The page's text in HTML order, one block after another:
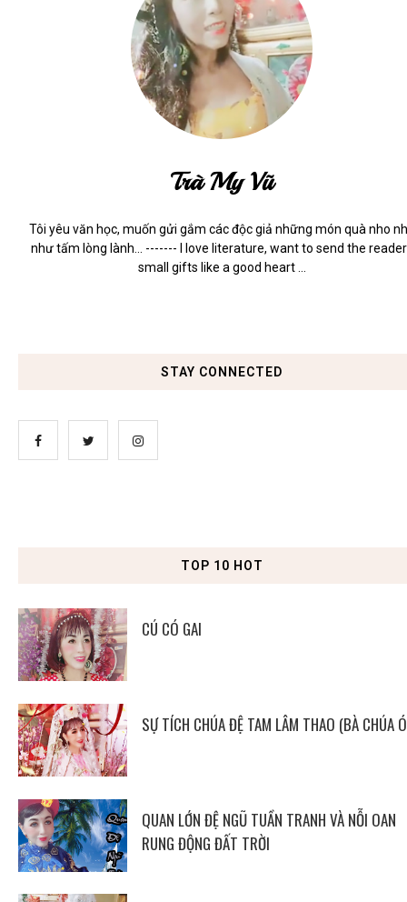
Trà My Vũ
Tôi yêu văn học, muốn gửi gắm các độc giả những món quà nho
như tấm lòng lành... ------- I love literature, want to send the
small gifts like a good heart ...
STAY CONNECTED
TOP 10 HOT
CÚ CÓ GAI
SỰ TÍCH CHÚA ĐỆ TAM LÂM THAO (BÀ CHÚA
QUAN LỚN ĐỆ NGŨ TUẦN TRANH VÀ NỖI OAN
RUNG ĐỘNG ĐẤT TRỜI